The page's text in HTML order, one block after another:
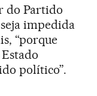
do Partido
impedida
“porque
político”.